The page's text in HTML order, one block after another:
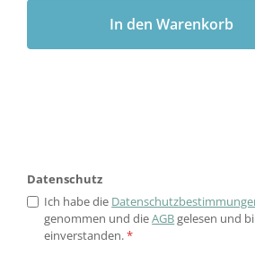
In den Warenkorb
Datenschutz
Ich habe die
genommen und dieAGBgelesen und
einverstanden.*